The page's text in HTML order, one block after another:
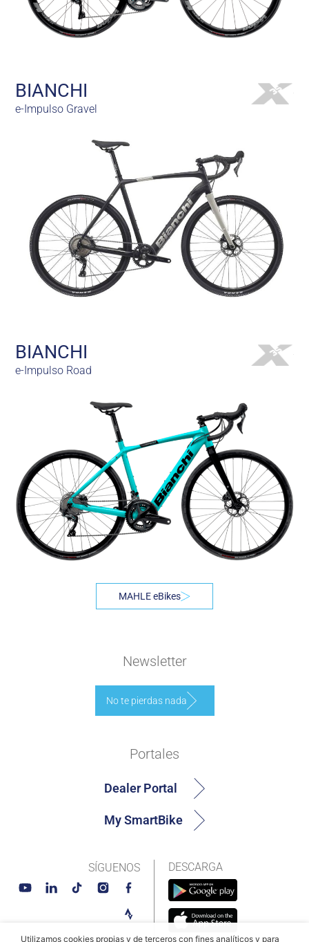
BIANCHI
e-Impulso Gravel
BIANCHI
e-Impulso Road
MAHLE eBikes
Newsletter
No te pierdas nada
DESCARGA
Portales
Dealer Portal
My SmartBike
SÍGUENOS
Utilizamos cookies propias y de terceros con fines analíticos y para